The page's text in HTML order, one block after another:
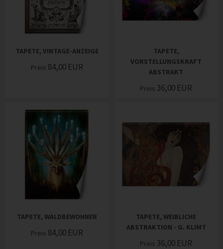
TAPETE, VINTAGE-ANZEIGE
Preis 84,00 EUR
TAPETE,
VORSTELLUNGSKRAFT
ABSTRAKT
Preis 36,00 EUR
TAPETE, WALDBEWOHNER
Preis 84,00 EUR
TAPETE, WEIBLICHE
ABSTRAKTION - G. KLIMT
Preis 36,00 EUR